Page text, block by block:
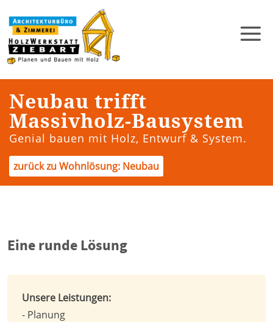
Neubau trifft
Massivholz-Bausystem
Genial bauen mit Holz, Entwurf & System.
zurück zu Wohnlösung: Neubau
Eine runde Lösung
Unsere Leistungen:
- Planung